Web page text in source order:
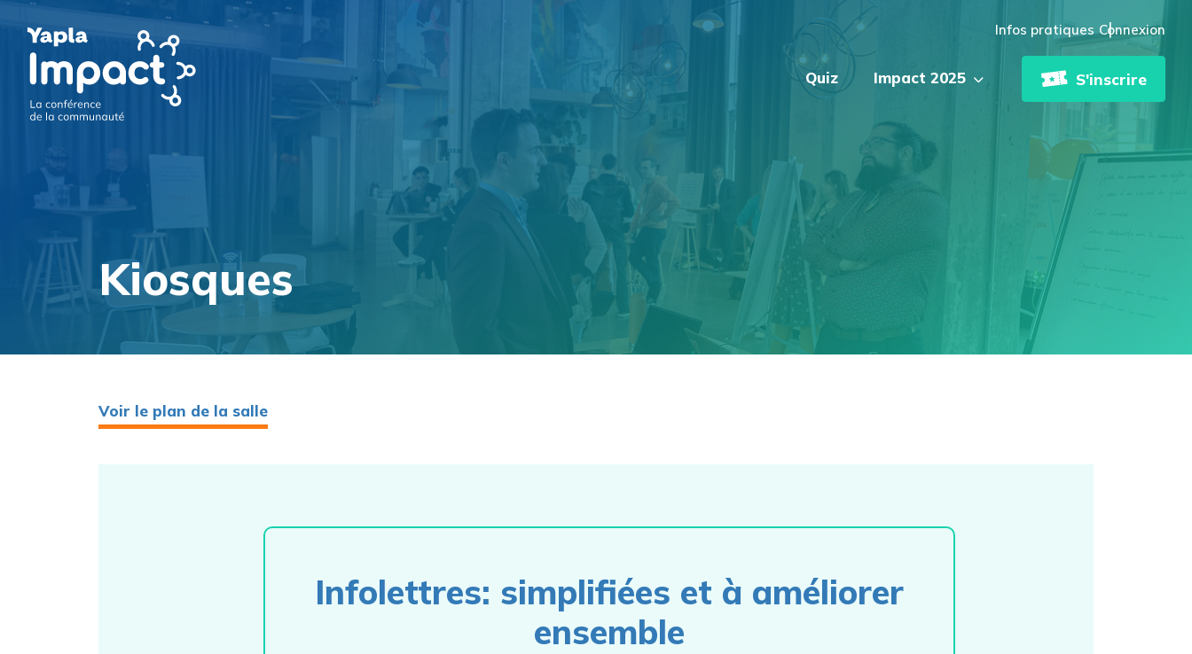
Infos pratiques Connexion
Quiz Impact 2025 S'inscrire
Kiosques
Voir le plan de la salle
Infolettres: simplifiées et à améliorer
ensemble